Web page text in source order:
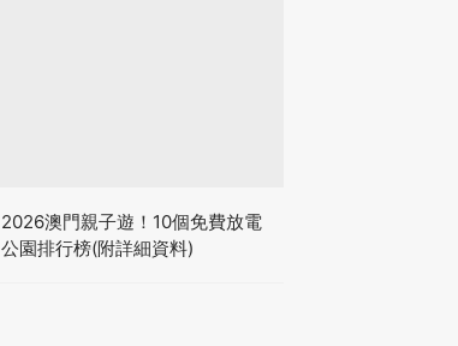
2026澳門親子遊！10個免費放電
公園排行榜(附詳細資料)